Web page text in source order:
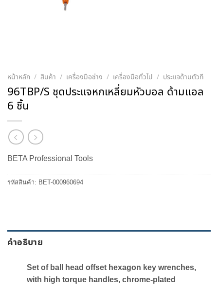
หน้าหลัก / สินค้า / เครื่องมือช่าง / เครื่องมือทั่วไป / ประแจด้ามตัวที
96TBP/S ชุดประแจหกเหลี่ยมหัวบอล ด้ามแอล
6 ชิ้น
BETA Professional Tools
รหัสสินค้า: BET-000960694
คำอธิบาย
Set of ball head offset hexagon key wrenches,
with high torque handles, chrome-plated